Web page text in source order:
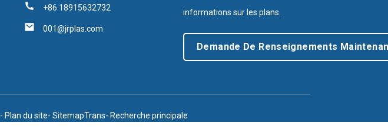
+86 18915632732
001@jrplas.com
informations sur les plans.
Demande De Renseignements
- Plan du site- SitemapTrans- Recherche principale